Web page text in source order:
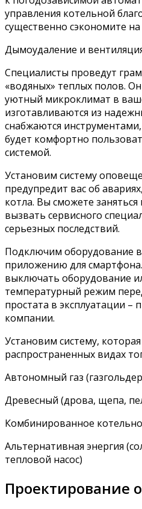
управления котельной
существенно сэкономите
Дымоудаление и
Специалисты проведут
«водяных» теплых полов.
уютный микроклимат в
изготавливаются из
снабжаются
будет комфортно
системой.
Установим систему
предупредит вас об
котла. Вы сможете
вызвать сервисного
серьезных последствий.
Подключим оборудование
приложению для
выключать оборудование
температурный режим
простата в эксплуатации
компании.
Установим систему,
распространенных видах
Автономный газ
Древесный (дрова, щепа,
Комбинированное
Альтернативная энергия
тепловой насос)
Проектирование